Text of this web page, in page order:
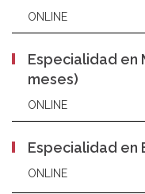
ONLINE
Especialidad en
meses)
ONLINE
Especialidad en
ONLINE